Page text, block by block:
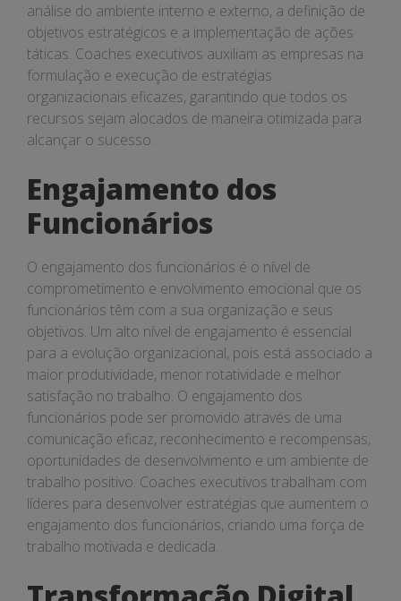
análise do ambiente interno e externo, a definição de
objetivos estratégicos e a implementação de ações
táticas. Coaches executivos auxiliam as empresas na
formulação e execução de estratégias
organizacionais eficazes, garantindo que todos os
recursos sejam alocados de maneira otimizada para
alcançar o sucesso.
Engajamento dos
Funcionários
O engajamento dos funcionários é o nível de
comprometimento e envolvimento emocional que os
funcionários têm com a sua organização e seus
objetivos. Um alto nível de engajamento é essencial
para a evolução organizacional, pois está associado a
maior produtividade, menor rotatividade e melhor
satisfação no trabalho. O engajamento dos
funcionários pode ser promovido através de uma
comunicação eficaz, reconhecimento e recompensas,
oportunidades de desenvolvimento e um ambiente de
trabalho positivo. Coaches executivos trabalham com
líderes para desenvolver estratégias que aumentem o
engajamento dos funcionários, criando uma força de
trabalho motivada e dedicada.